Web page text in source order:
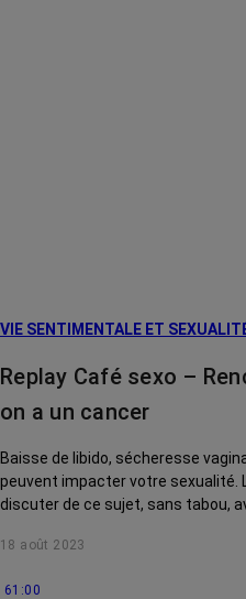
VIE SENTIMENTALE ET
Replay Café sexo –
on a un cancer
Baisse de libido, sécheresse
peuvent impacter votre sexualité.
discuter de ce sujet, sans tabou,
aux célibataires qui se
18 août 2023
61:00